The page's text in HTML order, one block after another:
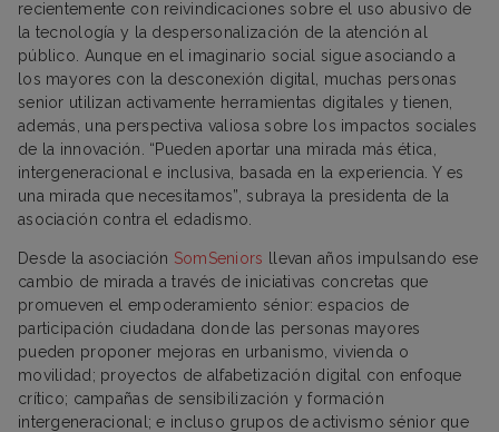
recientemente con reivindicaciones sobre el uso abusivo de
la tecnología y la despersonalización de la atención al
público. Aunque en el imaginario social sigue asociando a
los mayores con la desconexión digital, muchas personas
senior utilizan activamente herramientas digitales y tienen,
además, una perspectiva valiosa sobre los impactos sociales
de la innovación. “Pueden aportar una mirada más ética,
intergeneracional e inclusiva, basada en la experiencia. Y es
una mirada que necesitamos”, subraya la presidenta de la
asociación contra el edadismo.
Desde la asociación SomSeniors llevan años impulsando ese
cambio de mirada a través de iniciativas concretas que
promueven el empoderamiento sénior: espacios de
participación ciudadana donde las personas mayores
pueden proponer mejoras en urbanismo, vivienda o
movilidad; proyectos de alfabetización digital con enfoque
crítico; campañas de sensibilización y formación
intergeneracional; e incluso grupos de activismo sénior que